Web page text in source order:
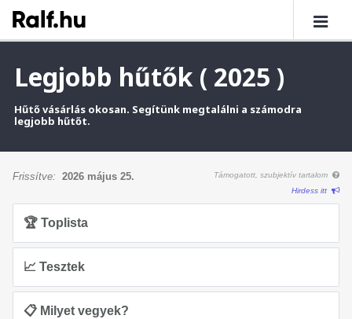
Legjobb hűtők ( 2025 )
Hűtő vásárlás okosan. Segítünk megtalálni a számodra
legjobb hűtőt.
Frissítve: 2026 május 25.
Támogatott, szubjektív tartalom
Hirdess itt
🏆 Toplista
📈 Tesztek
📋 Milyet vegyek?